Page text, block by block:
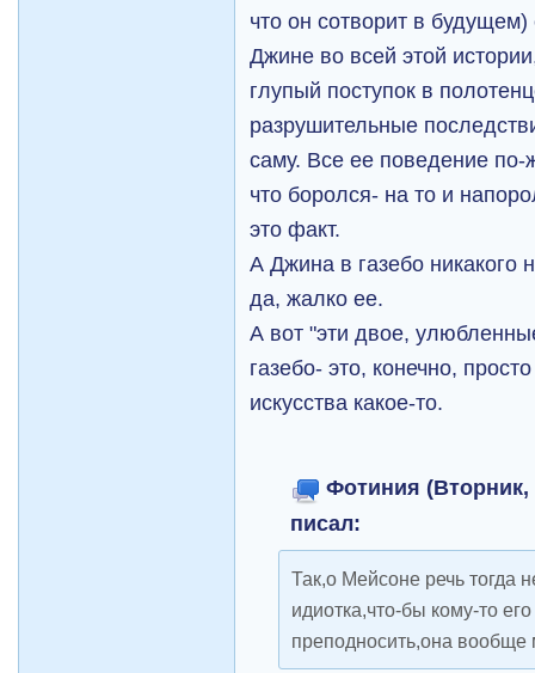
что он сотворит в
Джине во всей этой
глупый поступок в
разрушительные
саму. Все ее поведение
что боролся- на то и
это факт.
А Джина в газебо никакого
да, жалко ее.
А вот "эти двое,
газебо- это, конечно,
искусства какое-то.
Фотиния (Вторник,
писал:
Так,о Мейсоне речь
идиотка,что-бы кому-то
преподносить,она